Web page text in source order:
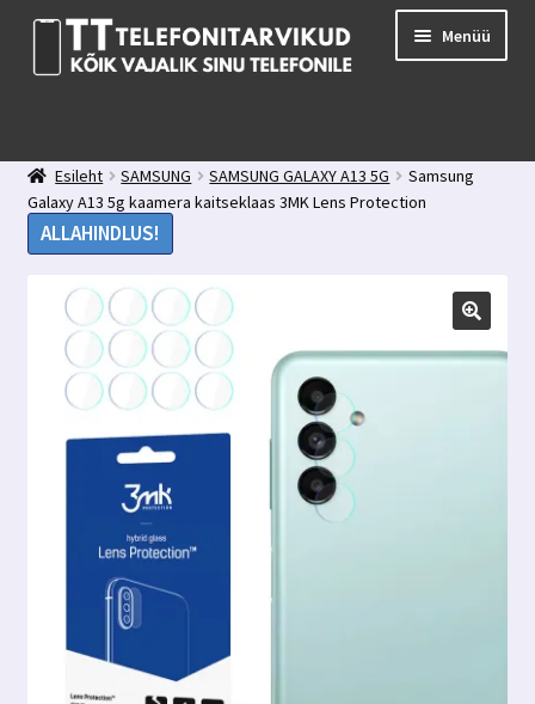
Liigu
navigeerimisele
Liigu
juurde
Menüü
Minu konto
Ostukorv
Tagasiside
Esileht SAMSUNG SAMSUNG GALAXY A13 5G
Samsung
Galaxy A13 5g kaamera kaitseklaas 3MK Lens Protection
ALLAHINDLUS!